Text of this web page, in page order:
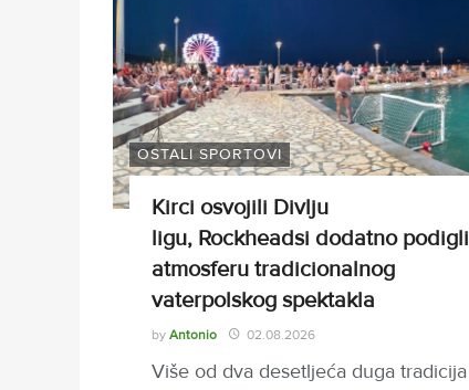
OSTALI SPORTOVI
Kirci osvojili Divlju
ligu, Rockheadsi dodatno podigli
atmosferu tradicionalnog
vaterpolskog spektakla
by Antonio 02.08.2026
Više od dva desetljeća duga tradicija